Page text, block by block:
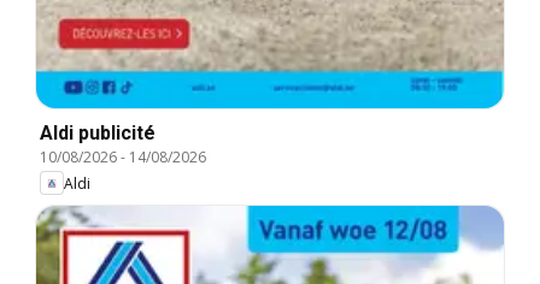
Aldi publicité
10/08/2026- 14/08/2026
Aldi